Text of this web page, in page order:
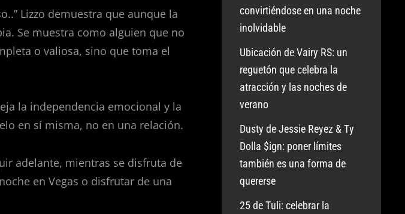
Lizzo demuestra que aunque la
Se muestra como alguien que no
o valiosa, sino que toma el
la independencia emocional y la
en sí misma, no en una relación.
adelante, mientras se disfruta de
en Vegas o disfrutar de una
convirtiéndose en una noche
inolvidable
Ubicación de Vairy RS: un
reguetón que celebra la
atracción y las noches de
verano
Dusty de Jessie Reyez & Ty
Dolla $ign: poner límites
también es una forma de
quererse
25 de Tuli: celebrar la